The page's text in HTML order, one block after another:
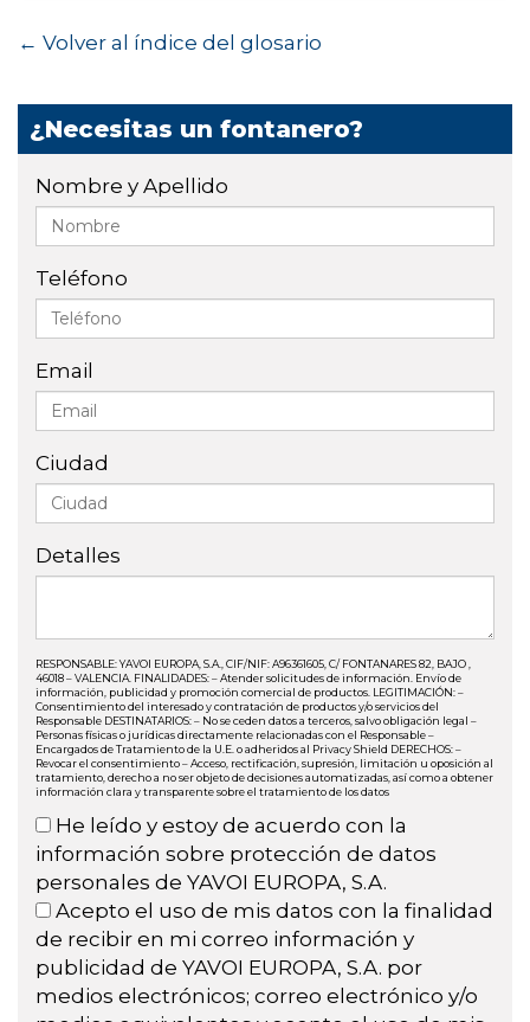
← Volver al índice del glosario
¿Necesitas un fontanero?
Nombre y Apellido
Teléfono
Email
Ciudad
Detalles
RESPONSABLE: YAVOI EUROPA, S.A., CIF/NIF: A96361605, C/ FONTANARES 82, BAJO ,
46018 – VALENCIA. FINALIDADES: – Atender solicitudes de información. Envío de
información, publicidad y promoción comercial de productos. LEGITIMACIÓN: –
Consentimiento del interesado y contratación de productos y/o servicios del
Responsable DESTINATARIOS: – No se ceden datos a terceros, salvo obligación legal –
Personas físicas o jurídicas directamente relacionadas con el Responsable –
Encargados de Tratamiento de la U.E. o adheridos al Privacy Shield DERECHOS: –
Revocar el consentimiento – Acceso, rectificación, supresión, limitación u oposición al
tratamiento, derecho a no ser objeto de decisiones automatizadas, así como a obtener
información clara y transparente sobre el tratamiento de los datos
He leído y estoy de acuerdo con la
información sobre protección de datos
personales de YAVOI EUROPA, S.A.
Acepto el uso de mis datos con la finalidad
de recibir en mi correo información y
publicidad de YAVOI EUROPA, S.A. por
medios electrónicos; correo electrónico y/o